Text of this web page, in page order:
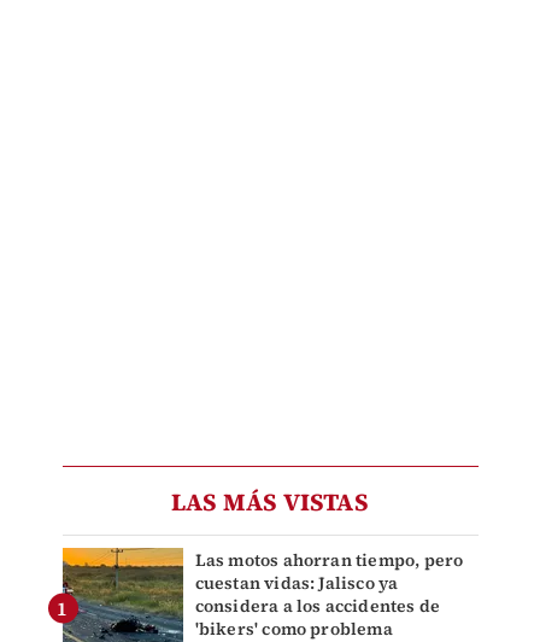
LAS MÁS VISTAS
Las motos ahorran tiempo, pero
cuestan vidas: Jalisco ya
considera a los accidentes de
'bikers' como problema